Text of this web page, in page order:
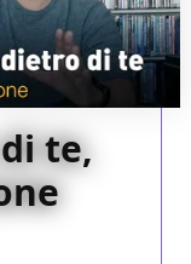
te,